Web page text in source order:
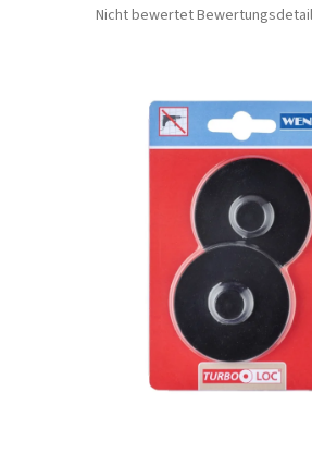
Die
durchschnittliche
Nicht bewertet